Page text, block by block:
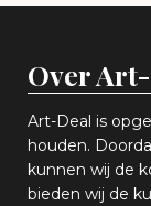
Over
Art-Deal is
houden.
kunnen wij de
bieden wij de